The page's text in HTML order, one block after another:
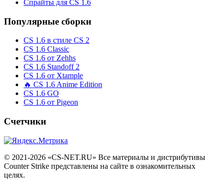
Спрайты для CS 1.6
Популярные сборки
CS 1.6 в стиле CS 2
CS 1.6 Classic
CS 1.6 от Zehhs
CS 1.6 Standoff 2
CS 1.6 от Xtample
🔥 CS 1.6 Anime Edition
CS 1.6 GO
CS 1.6 от Pigeon
Счетчики
© 2021-2026 «CS-NET.RU» Все материалы и дистрибутивы
Counter Strike представлены на сайте в ознакомительных
целях.